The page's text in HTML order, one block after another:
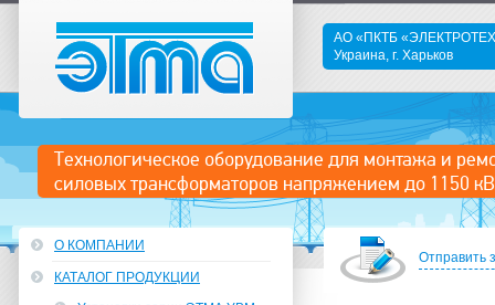
Технологическое оборудование для монтажа и
силовых трансформаторов напряжением до 1150 кВ
АО «ПКТБ
Украина, г. Харьков
Отправить
О КОМПАНИИ
КАТАЛОГ ПРОДУКЦИИ